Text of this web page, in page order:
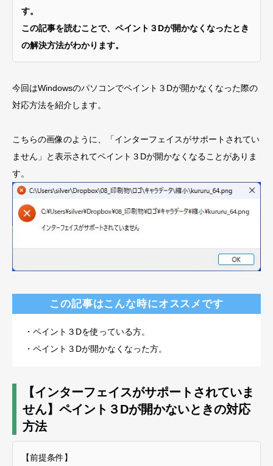
す。
この記事を読むことで、ペイント３Dが開かなくなったとき
の解決方法がわかります。
今回はWindowsのパソコンでペイント３Dが開かなくなった際の
対応方法を紹介します。
こちらの画像のように、「インターフェイスがサポートされてい
ません」と表示されてペイント３Dが開かなくなることがありま
す。
この記事はこんな時にオススメです
・ペイント３Dを使っている方。
・ペイント３Dが開かなくなった方。
【インターフェイスがサポートされていま
せん】ペイント３Dが開かないときの対応
方法
【前提条件】